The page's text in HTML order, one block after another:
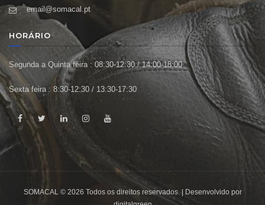
email@somacal.pt
HORÁRIO
Segunda a Quinta feira : 08:30-12:30 / 14:00-18:00
Sexta feira : 8:30-12:30 / 13:30-17:30
SOMACAL © 2026 Todos os direitos reservados. | Desenvolvido por